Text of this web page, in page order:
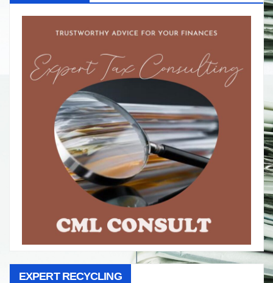
EXPERT RECYCLING